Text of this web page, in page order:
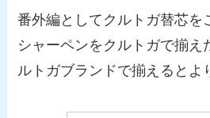
番外編としてクルトガ替芯を
シャーペンをクルトガで揃え
ルトガブランドで揃えるとよ